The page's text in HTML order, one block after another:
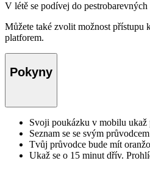
V létě se podívej do
Můžete také zvolit možnost přístupu
platforem.
Pokyny
Svoji poukázku v mobilu ukaž
Seznam se se svým
Tvůj průvodce bude mít
Ukaž se o 15 minut dřív.